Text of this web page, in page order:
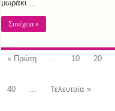
μωράκι …
Συνέχεια »
« Πρώτη 10 20
40
Τελευταία »